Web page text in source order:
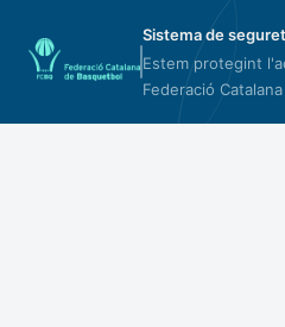
Sistema de
Estem protegint
Federació